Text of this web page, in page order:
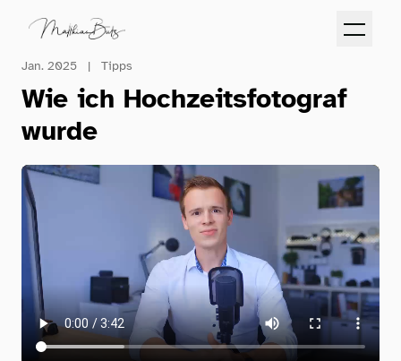
Jan. 2025 | Tipps
Wie ich Hochzeitsfotograf
wurde